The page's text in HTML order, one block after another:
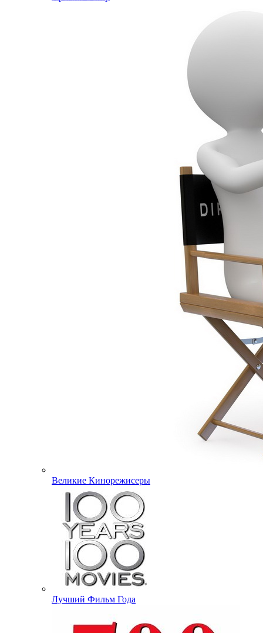
Великие Кинорежисеры
Лучший Фильм Года